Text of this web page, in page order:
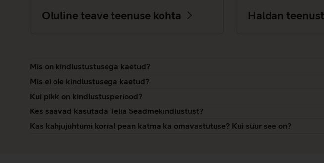
Oluline teave teenuse kohta Haldan teenust
Mis on kindlustustusega kaetud?
Mis ei ole kindlustusega kaetud?
Kui pikk on kindlustusperiood?
Kes saavad kasutada Telia Seadmekindlustust?
Kas kahjujuhtumi korral pean katma ka omavastutuse? Kui suur see on?